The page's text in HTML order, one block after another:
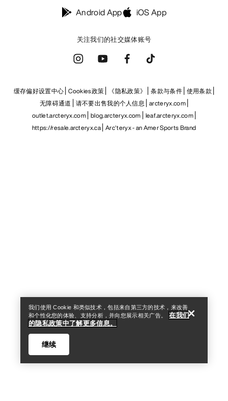
关注我们的社交媒体账号
Android App iOS App
缓存偏好设置中心 Cookies政策 《隐私政策》 条款与条件 使用条款
无障碍通道
请不要出售我的个人信息 arcteryx.com
outlet.arcteryx.com blog.arcteryx.com leaf.arcteryx.com
https://resale.arcteryx.ca Arc'teryx - an Amer Sports Brand
我们使用 Cookie 和类似技术，包括来自第三方的技术，来改善
和个性化您的体验、支持分析，并向您展示相关广告。
在我们
的隐私政策中了解更多信息。
继续